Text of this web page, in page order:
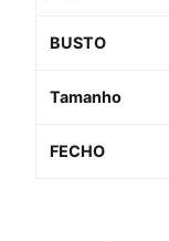
BUSTO
Tamanho
FECHO